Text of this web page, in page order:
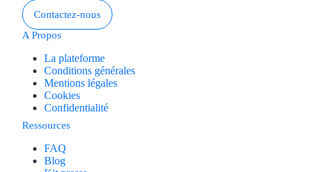
Contactez-nous
A Propos
La plateforme
Conditions générales
Mentions légales
Cookies
Confidentialité
Ressources
FAQ
Blog